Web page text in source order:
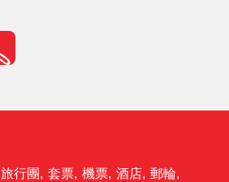
旅行團, 套票, 機票, 酒店, 郵輪,